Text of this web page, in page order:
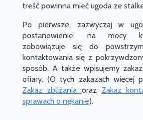
treść powinna mieć ugoda ze
Po pierwsze, zazwyczaj w
postanowienie, na mocy
zobowiązuje się do
kontaktowania się z
sposób. A także wpisujemy
ofiary. (O tych zakazach więcej
Zakaz zbliżania oraz Zakaz
sprawach o nękanie).